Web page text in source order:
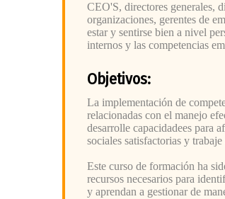
CEO'S, directores generales,
organizaciones, gerentes de
estar y sentirse bien a nivel
internos y las competencias
Objetivos:
La implementación de
relacionadas con el manejo
desarrolle capacidadees para
sociales satisfactorias y
Este curso de formación ha
recursos necesarios para
y aprendan a gestionar de